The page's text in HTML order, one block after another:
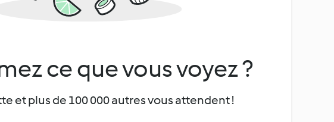
ce que vous voyez ?
et plus de 100 000 autres vous attendent !